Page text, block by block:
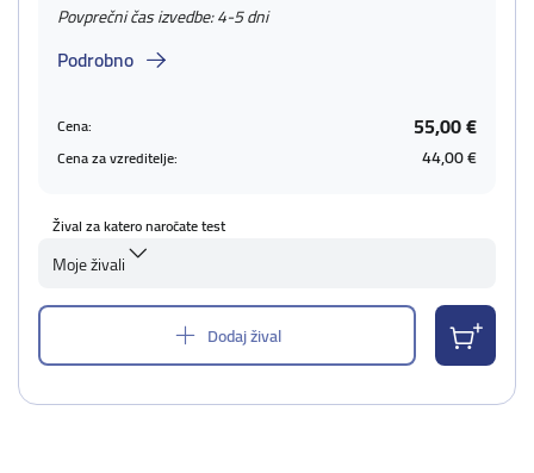
Povprečni čas izvedbe: 4-5 dni
Podrobno
Cena: 55,00 €
Cena za vzreditelje: 44,00 €
Žival za katero naročate test
Moje živali
Dodaj žival